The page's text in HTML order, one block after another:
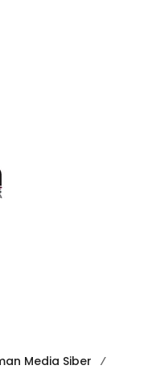
Media Siber